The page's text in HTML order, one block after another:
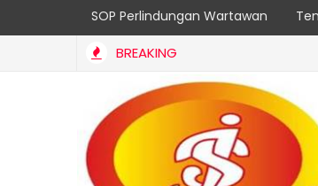
SOP Perlindungan Wartawan
BREAKING